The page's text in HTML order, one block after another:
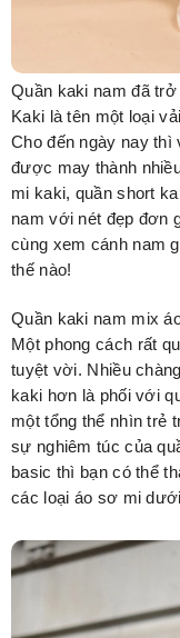
Quần kaki nam đã
Kaki là tên một loại
Cho đến ngày nay
được may thành
mi kaki, quần short
nam với nét đẹp đơn
cùng xem cánh nam
thế nào!
Quần kaki nam mix
Một phong cách rất
tuyệt vời. Nhiều
kaki hơn là phối với
một tổng thể nhìn trẻ
sự nghiêm túc của
basic thì bạn có thể
các loại áo sơ mi